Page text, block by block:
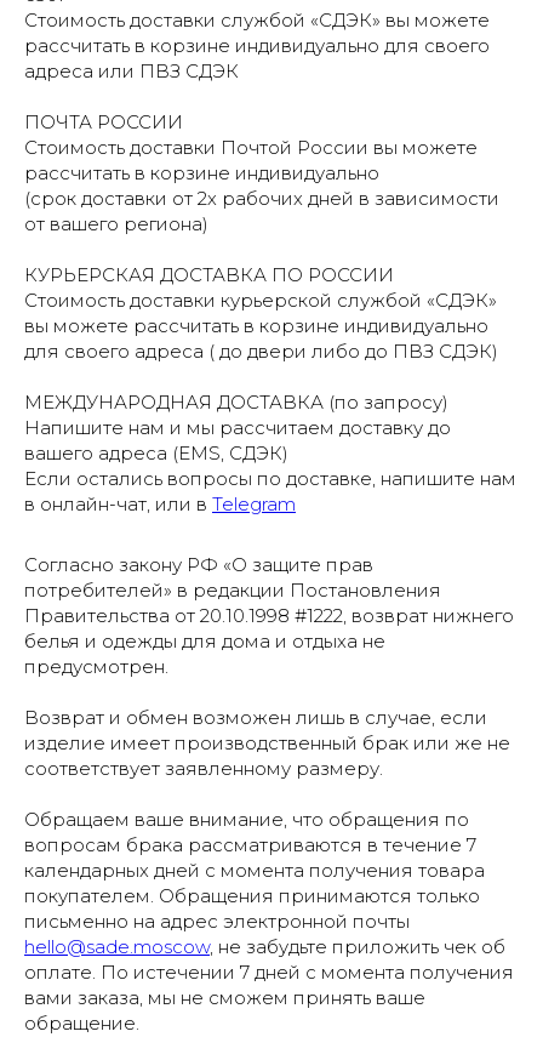
Стоимость доставки службой «СДЭК» вы можете
рассчитать в корзине индивидуально для своего
адреса или ПВЗ СДЭК
ПОЧТА РОССИИ
Стоимость доставки Почтой России вы можете
рассчитать в корзине индивидуально
(срок доставки от 2х рабочих дней в зависимости
от вашего региона)
КУРЬЕРСКАЯ ДОСТАВКА ПО РОССИИ
Стоимость доставки курьерской службой «СДЭК»
вы можете рассчитать в корзине индивидуально
для своего адреса ( до двери либо до ПВЗ СДЭК)
МЕЖДУНАРОДНАЯ ДОСТАВКА (по запросу)
Напишите нам и мы рассчитаем доставку до
вашего адреса (EMS, СДЭК)
Если остались вопросы по доставке, напишите нам
в онлайн-чат, или в Telegram
Согласно закону РФ «О защите прав
потребителей» в редакции Постановления
Правительства от 20.10.1998 #1222, возврат нижнего
белья и одежды для дома и отдыха не
предусмотрен.
Возврат и обмен возможен лишь в случае, если
изделие имеет производственный брак или же не
соответствует заявленному размеру.
Обращаем ваше внимание, что обращения по
вопросам брака рассматриваются в течение 7
календарных дней с момента получения товара
покупателем. Обращения принимаются только
письменно на адрес электронной почты
hello@sade.moscow, не забудьте приложить чек об
оплате. По истечении 7 дней с момента получения
вами заказа, мы не сможем принять ваше
обращение.